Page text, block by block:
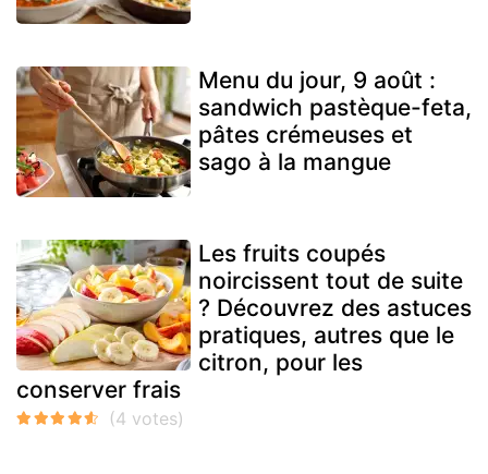
Menu du jour, 9 août :
sandwich pastèque-feta,
pâtes crémeuses et
sago à la mangue
Les fruits coupés
noircissent tout de suite
? Découvrez des astuces
pratiques, autres que le
citron, pour les
conserver frais